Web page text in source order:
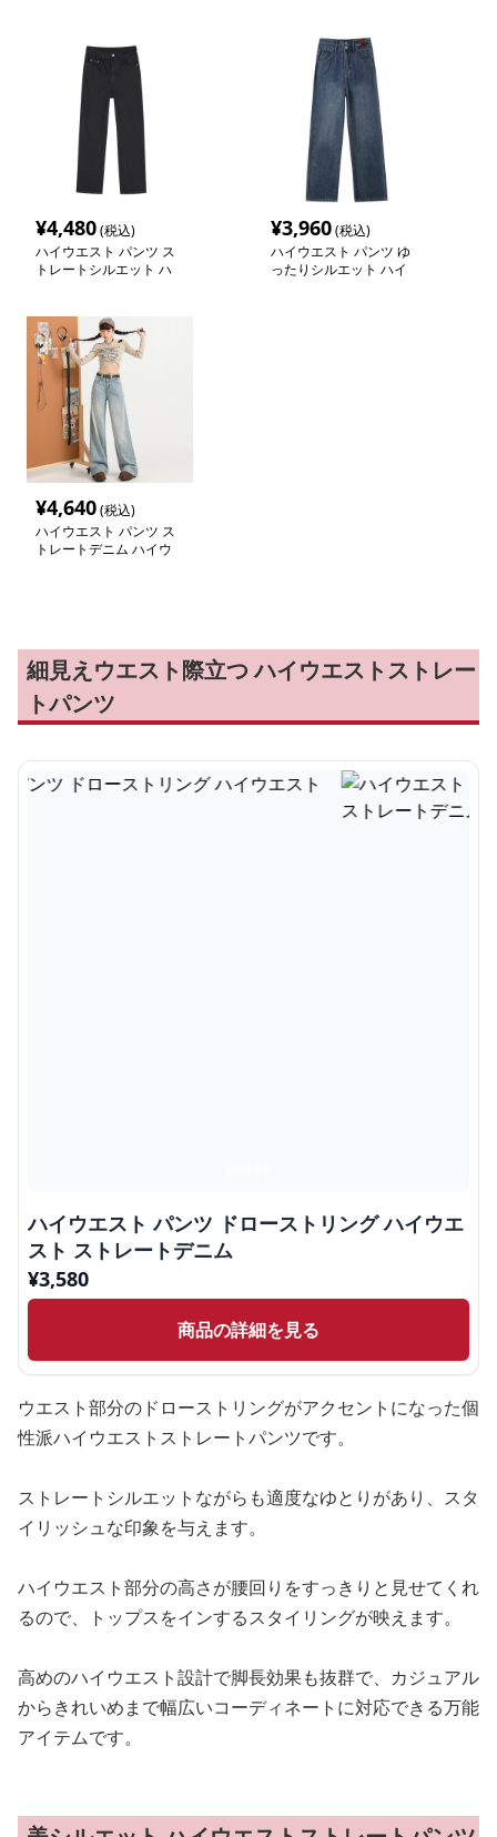
¥4,480(税込)
ハイウエスト パンツ ス
トレートシルエット ハ
¥3,960(税込)
ハイウエスト パンツ ゆ
ったりシルエット ハイ
¥4,640(税込)
ハイウエスト パンツ ス
トレートデニム ハイウ
細見えウエスト際立つ ハイウエストストレー
トパンツ
ハイウエスト パンツ ドローストリング ハイウエ
スト ストレートデニム
¥3,580
商品の詳細を見る
ウエスト部分のドローストリングがアクセントになった個
性派ハイウエストストレートパンツです。
ストレートシルエットながらも適度なゆとりがあり、スタ
イリッシュな印象を与えます。
ハイウエスト部分の高さが腰回りをすっきりと見せてくれ
るので、トップスをインするスタイリングが映えます。
高めのハイウエスト設計で脚長効果も抜群で、カジュアル
からきれいめまで幅広いコーディネートに対応できる万能
アイテムです。